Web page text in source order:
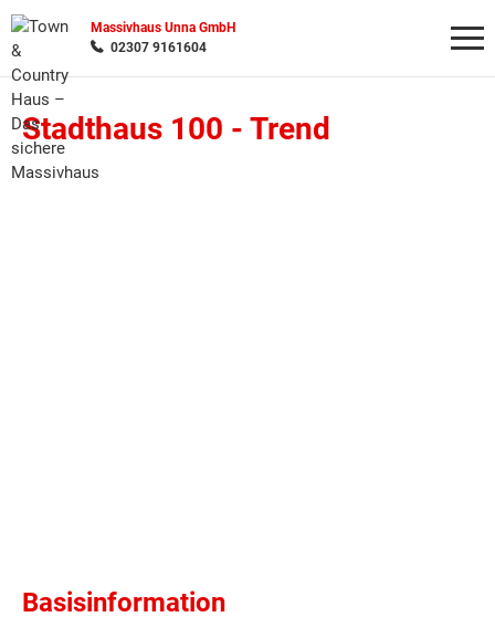
Massivhaus Unna GmbH
02307 9161604
Stadthaus 100 - Trend
Basisinformation
Wonach möchten Sie suchen?